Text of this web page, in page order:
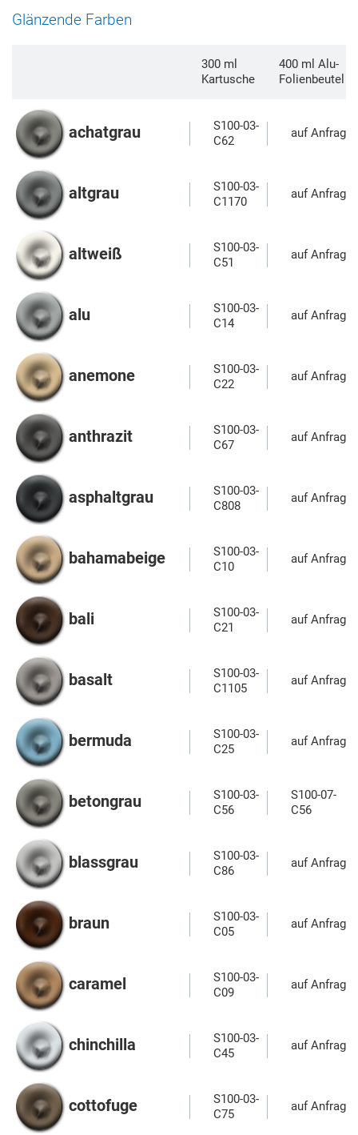
Glänzende Farben
300 ml
Kartusche
400 ml Alu-
Folienbeutel
achatgrau
S100-03-
C62
auf Anfrage
altgrau
S100-03-
C1170
auf Anfrage
altweiß
S100-03-
C51
auf Anfrage
alu
S100-03-
C14
auf Anfrage
anemone
S100-03-
C22
auf Anfrage
anthrazit
S100-03-
C67
auf Anfrage
asphaltgrau
S100-03-
C808
auf Anfrage
bahamabeige
S100-03-
C10
auf Anfrage
bali
S100-03-
C21
auf Anfrage
basalt
S100-03-
C1105
auf Anfrage
bermuda
S100-03-
C25
auf Anfrage
betongrau
S100-03-
C56
S100-07-
C56
blassgrau
S100-03-
C86
auf Anfrage
braun
S100-03-
C05
auf Anfrage
caramel
S100-03-
C09
auf Anfrage
chinchilla
S100-03-
C45
auf Anfrage
cottofuge
S100-03-
C75
auf Anfrage